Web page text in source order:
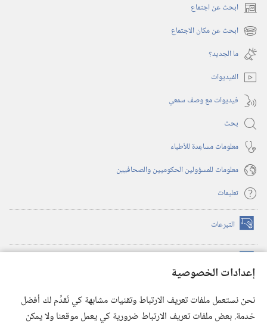
إعدادات الخصوصية
نحن نستعمل ملفات تعريف الارتباط وتقنيات مشابهة كي نُقدِّم لك أفضل
خدمة. بعض ملفات تعريف الارتباط ضرورية كي يعمل موقعنا ولا يمكن
ابحث عن اجتماع (يفتح
نافذة
جديدة)
ابحث عن مكان الاجتماع (يفتح
نافذة
جديدة)
ما الجديد؟‏
الفيديوات
فيديوات مع وصف سمعي
بحث
معلومات مساعِدة للأطباء
معلومات للمسؤولين الحكوميين والصحافيين
تعليمات
التبرعات (يفتح
نافذة
(يفتح
نافذة
(يفتح
نافذة
جديدة) تطبيق ®
JW Library